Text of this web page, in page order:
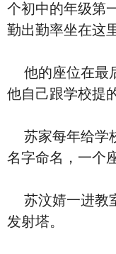
个初中的年级第
勤出勤率坐在这
他的座位在最
他自己跟学校提
苏家每年给学
名字命名，一个
苏汶婧一进教
发射塔。